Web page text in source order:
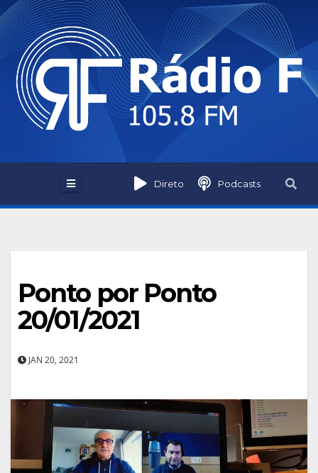
Skip
to
content
Direto Podcasts
Ponto por Ponto
20/01/2021
JAN 20, 2021